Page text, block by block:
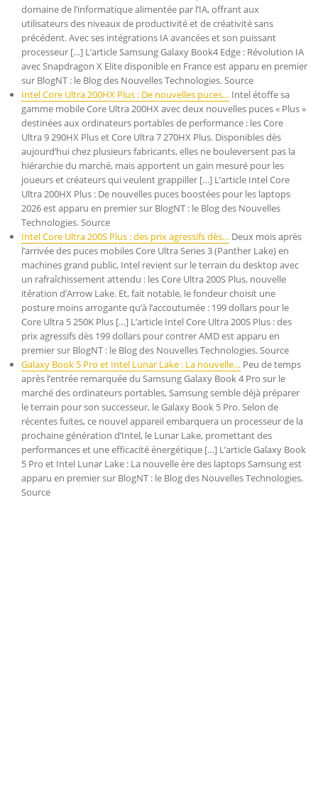
domaine de l’informatique alimentée par l’IA, offrant aux
utilisateurs des niveaux de productivité et de créativité sans
précédent. Avec ses intégrations IA avancées et son puissant
processeur […] L’article Samsung Galaxy Book4 Edge : Révolution IA
avec Snapdragon X Elite disponible en France est apparu en premier
sur BlogNT : le Blog des Nouvelles Technologies. Source
Intel Core Ultra 200HX Plus : De nouvelles puces… Intel étoffe sa
gamme mobile Core Ultra 200HX avec deux nouvelles puces « Plus »
destinées aux ordinateurs portables de performance : les Core
Ultra 9 290HX Plus et Core Ultra 7 270HX Plus. Disponibles dès
aujourd’hui chez plusieurs fabricants, elles ne bouleversent pas la
hiérarchie du marché, mais apportent un gain mesuré pour les
joueurs et créateurs qui veulent grappiller […] L’article Intel Core
Ultra 200HX Plus : De nouvelles puces boostées pour les laptops
2026 est apparu en premier sur BlogNT : le Blog des Nouvelles
Technologies. Source
Intel Core Ultra 200S Plus : des prix agressifs dès… Deux mois après
l’arrivée des puces mobiles Core Ultra Series 3 (Panther Lake) en
machines grand public, Intel revient sur le terrain du desktop avec
un rafraîchissement attendu : les Core Ultra 200S Plus, nouvelle
itération d’Arrow Lake. Et, fait notable, le fondeur choisit une
posture moins arrogante qu’à l’accoutumée : 199 dollars pour le
Core Ultra 5 250K Plus […] L’article Intel Core Ultra 200S Plus : des
prix agressifs dès 199 dollars pour contrer AMD est apparu en
premier sur BlogNT : le Blog des Nouvelles Technologies. Source
Galaxy Book 5 Pro et Intel Lunar Lake : La nouvelle… Peu de temps
après l’entrée remarquée du Samsung Galaxy Book 4 Pro sur le
marché des ordinateurs portables, Samsung semble déjà préparer
le terrain pour son successeur, le Galaxy Book 5 Pro. Selon de
récentes fuites, ce nouvel appareil embarquera un processeur de la
prochaine génération d’Intel, le Lunar Lake, promettant des
performances et une efficacité énergétique […] L’article Galaxy Book
5 Pro et Intel Lunar Lake : La nouvelle ère des laptops Samsung est
apparu en premier sur BlogNT : le Blog des Nouvelles Technologies.
Source